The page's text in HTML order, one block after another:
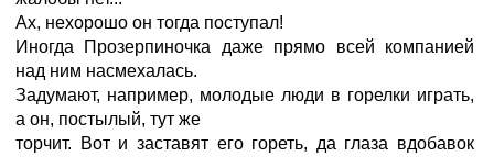
Ах, нехорошо он тогда поступал!
Иногда Прозерпиночка даже прямо всей компанией
над ним насмехалась.
Задумают, например, молодые люди в горелки играть,
а он, постылый, тут же
торчит. Вот и заставят его гореть, да глаза вдобавок